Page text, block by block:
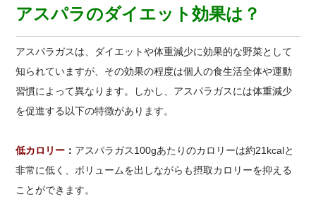
アスパラのダイエット効果は？
アスパラガスは、ダイエットや体重減少に効果的な野菜として
知られていますが、その効果の程度は個人の食生活全体や運動
習慣によって異なります。しかし、アスパラガスには体重減少
を促進する以下の特徴があります。
低カロリー ： アスパラガス100gあたりのカロリーは約21kcalと
非常に低く、ボリュームを出しながらも摂取カロリーを抑える
ことができます。